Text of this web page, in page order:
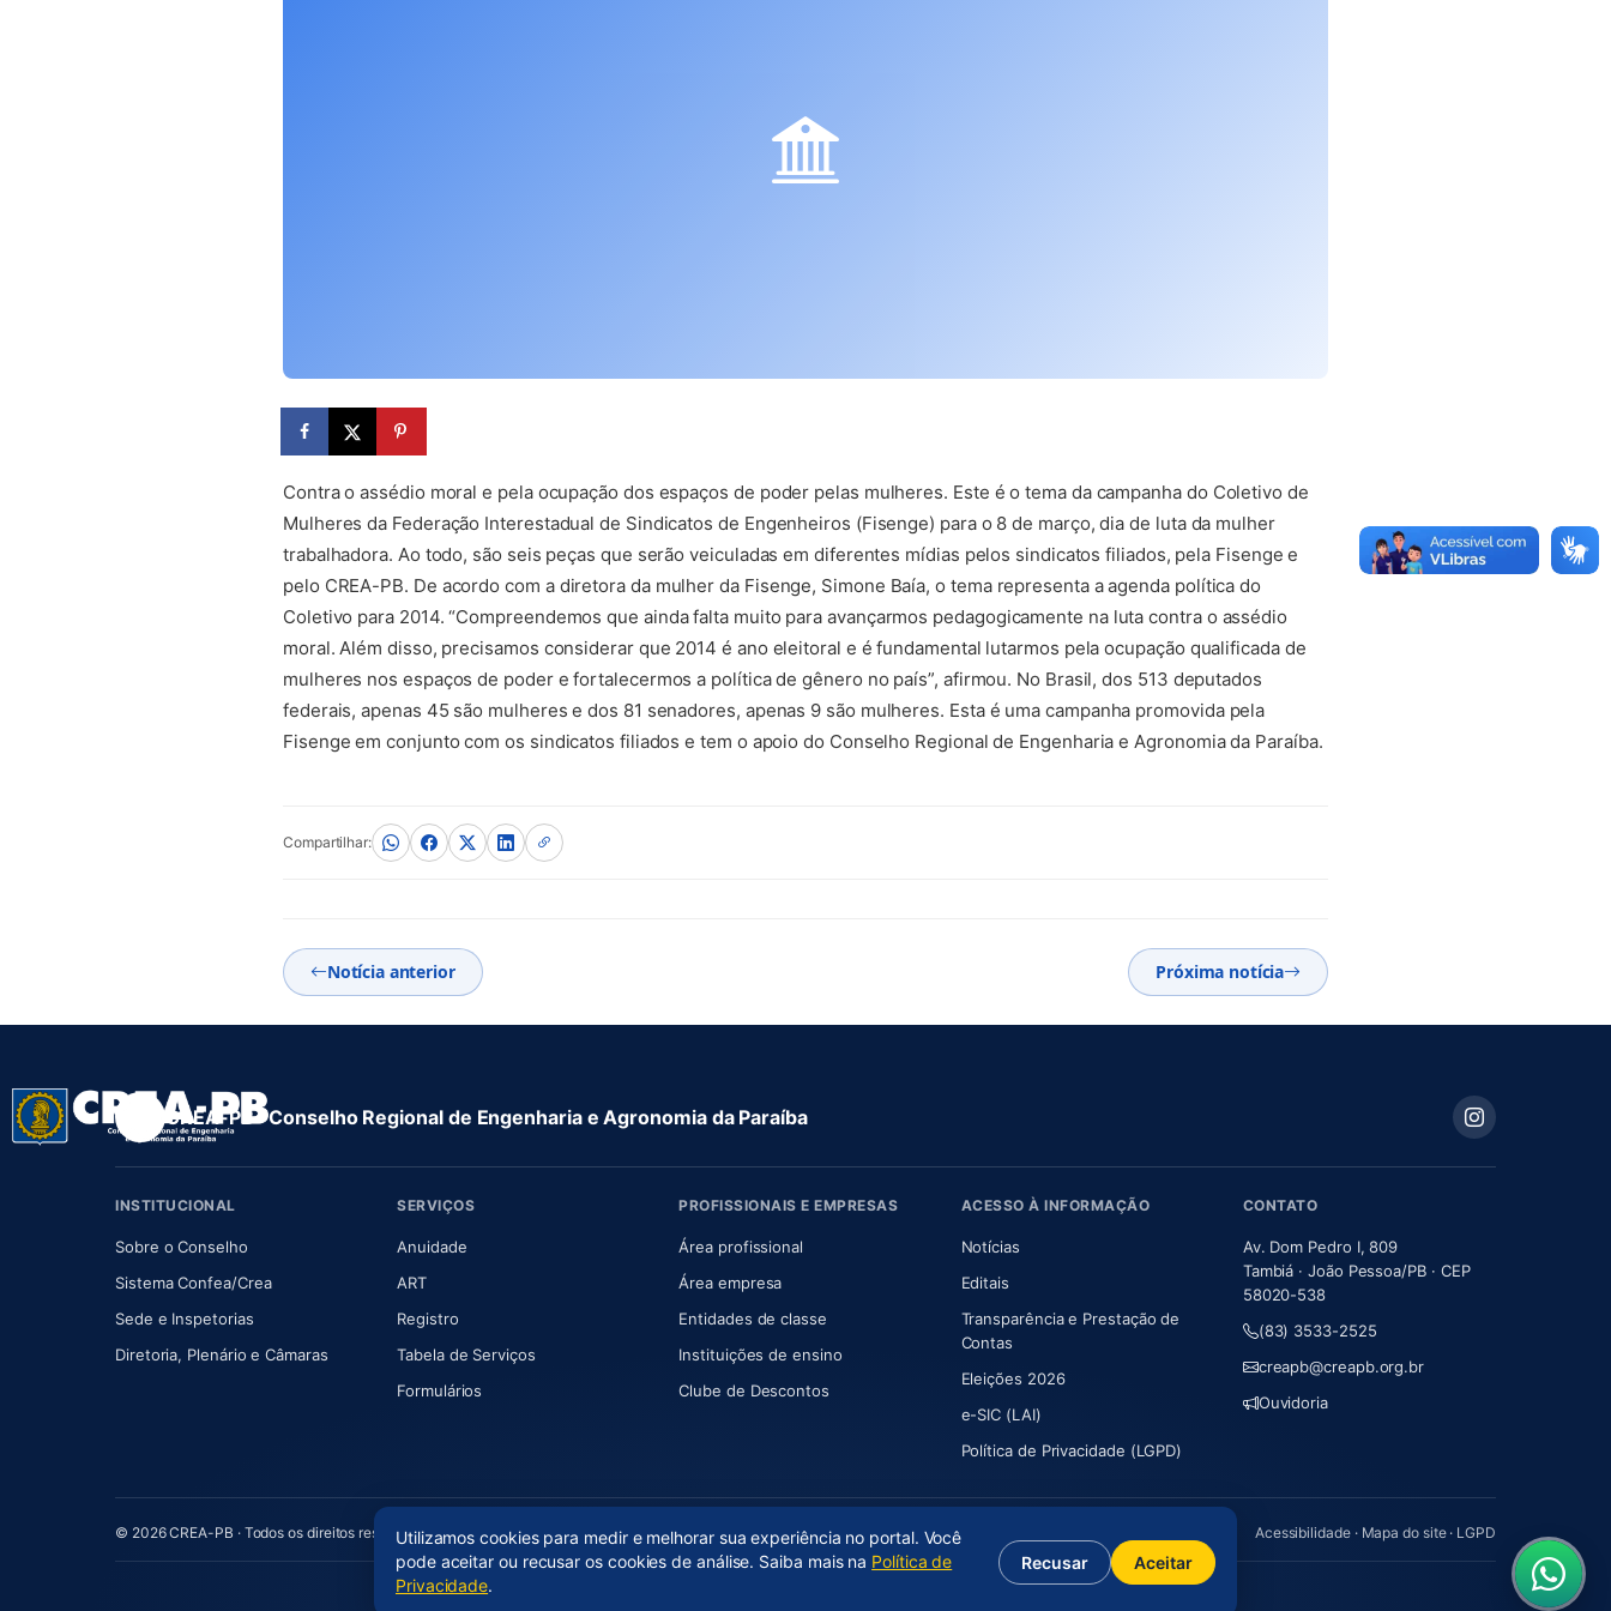
Contra o assédio moral e pela ocupação dos espaços de poder pelas mulheres. Este é o tema da campanha do Coletivo de
Mulheres da Federação Interestadual de Sindicatos de Engenheiros (Fisenge) para o 8 de março, dia de luta da mulher
trabalhadora. Ao todo, são seis peças que serão veiculadas em diferentes mídias pelos sindicatos filiados, pela Fisenge e
pelo CREA-PB. De acordo com a diretora da mulher da Fisenge, Simone Baía, o tema representa a agenda política do
Coletivo para 2014. “Compreendemos que ainda falta muito para avançarmos pedagogicamente na luta contra o assédio
moral. Além disso, precisamos considerar que 2014 é ano eleitoral e é fundamental lutarmos pela ocupação qualificada de
mulheres nos espaços de poder e fortalecermos a política de gênero no país”, afirmou. No Brasil, dos 513 deputados
federais, apenas 45 são mulheres e dos 81 senadores, apenas 9 são mulheres. Esta é uma campanha promovida pela
Fisenge em conjunto com os sindicatos filiados e tem o apoio do Conselho Regional de Engenharia e Agronomia da Paraíba.
Compartilhar:
Notícia anterior Próxima notícia
CREA-PB · Conselho Regional de Engenharia e Agronomia da Paraíba
INSTITUCIONAL
Sobre o Conselho(abre em nova aba)
Sistema Confea/Crea(abre em nova aba)
Sede e Inspetorias
Diretoria, Plenário e Câmaras(abre em nova aba)
SERVIÇOS
Anuidade(abre em nova aba)
ART(abre em nova aba)
Registro
Tabela de Serviços
Formulários
PROFISSIONAIS E EMPRESAS
Área profissional
Área empresa
Entidades de classe
Instituições de ensino
Clube de Descontos
ACESSO À INFORMAÇÃO
Notícias
Editais
Transparência e Prestação de
Contas
Eleições 2026
e-SIC (LAI)
Política de Privacidade (LGPD)
CONTATO
Av. Dom Pedro I, 809
Tambiá · João Pessoa/PB · CEP
58020-538
(83) 3533-2525
creapb@creapb.org.br
Ouvidoria
© 2026 CREA-PB · Todos os direitos reservados Acessibilidade· Mapa do site· LGPD
(abre em nova aba)
Utilizamos cookies para medir e melhorar sua experiência no portal. Você
pode aceitar ou recusar os cookies de análise. Saiba mais na Política de
Privacidade.
Recusar Aceitar